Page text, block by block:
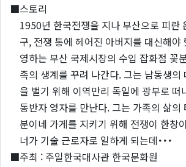
■스토리
1950년 한국전쟁을 지나 부산으로 피란
구, 전쟁 통에 헤어진 아버지를 대신해야
영하는 부산 국제시장의 수입 잡화점 꽃
족의 생계를 꾸려 나간다. 그는 남동생의
을 벌기 위해 이역만리 독일에 광부로 떠
동반자 영자를 만난다. 그는 가족의 삶의
분이네 가게를 지키기 위해 전쟁이 한창
너가 기술 근로자로 일하게 되는데･･･
■주최 : 주일한국대사관 한국문화원